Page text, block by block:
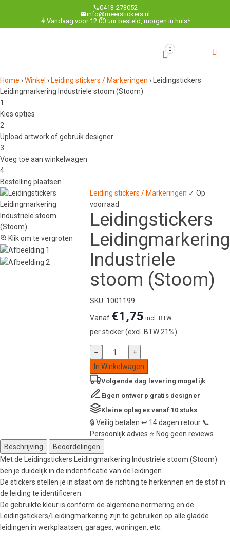
0413-273052
info@meerstickers.nl
Vandaag voor 12.00 uur besteld, morgen in huis*
0
Home ›Winkel › Leiding stickers / Markeringen ›
Leidingstickers
Leidingmarkering Industriele stoom (Stoom)
1
Kies opties
2
Upload artwork of gebruik designer
3
Voeg toe aan winkelwagen
4
Bestelling plaatsen
Klik om te vergroten
Leiding stickers / Markeringen ✓ Op
voorraad
Leidingstickers
Leidingmarkering
Industriele
stoom (Stoom)
SKU: 1001199
Vanaf €1,75 incl. BTW
per sticker (excl. BTW 21%)
Leidingstickers
Leidingmarkering
Industriele
stoom
(Stoom)
aantal
−
+
In Winkelwagen
Volgende dag
levering mogelijk
Eigen ontwerp gratis designer
Kleine oplages vanaf 10 stuks
🔒Veilig betalen ↩️ 14 dagen retour 📞
Persoonlijk advies ⭐ Nog geen reviews
Beschrijving
Beoordelingen
Met de Leidingstickers Leidingmarkering Industriele stoom (Stoom)
ben je duidelijk in de indentificatie van de leidingen.
De stickers stellen je in staat om de richting te herkennen en de stof in
de leiding te identificeren.
De gebruikte kleur is conform de algemene normering en de
Leidingstickers/Leidingmarkering zijn te gebruiken op alle gladde
leidingen in werkplaatsen, garages, woningen, etc.